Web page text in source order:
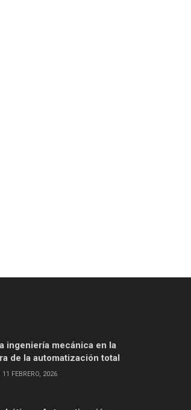
ingeniería mecánica en la
de la automatización total
11 FEBRERO, 2026